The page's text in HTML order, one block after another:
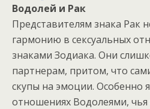
Водолей и Рак
Представителям знака Рак
гармонию в секcуальных
знаками Зодиака. Они
партнерам, притом, что
скупы на эмоции. Особенно
отношениях Водолеями, чья